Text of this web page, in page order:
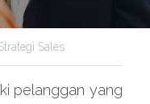
Sales
pelanggan yang